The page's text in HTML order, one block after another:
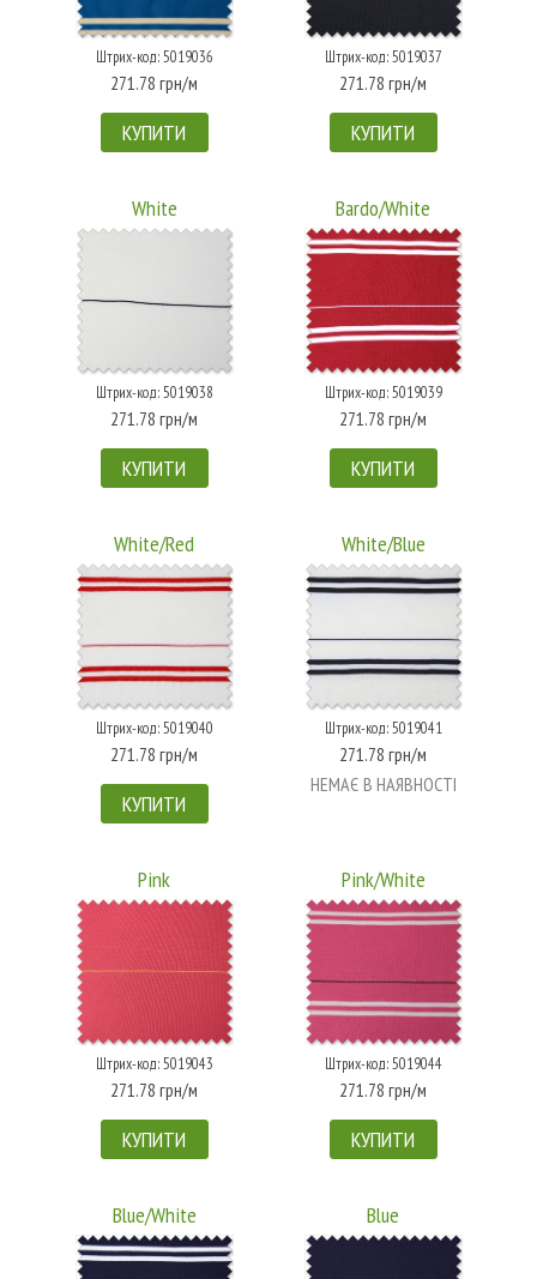
Штрих-код: 5019036
271.78 грн/м
КУПИТИ
Штрих-код: 5019037
271.78 грн/м
КУПИТИ
White
Штрих-код: 5019038
271.78 грн/м
КУПИТИ
Bardo/White
Штрих-код: 5019039
271.78 грн/м
КУПИТИ
White/Red
Штрих-код: 5019040
271.78 грн/м
КУПИТИ
White/Blue
Штрих-код: 5019041
271.78 грн/м
НЕМАЄ В НАЯВНОСТІ
Pink
Штрих-код: 5019043
271.78 грн/м
КУПИТИ
Pink/White
Штрих-код: 5019044
271.78 грн/м
КУПИТИ
Blue/White Blue